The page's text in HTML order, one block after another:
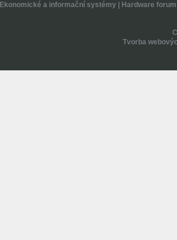
Ekonomické a informační systémy| Hardware forum
Tvorba